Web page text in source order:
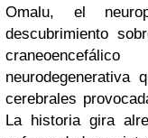
Omalu, el
descubrimiento
neurodegenerativa
cerebrales
La historia gira